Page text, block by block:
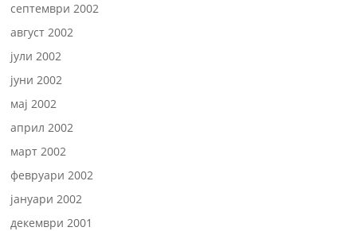
септември 2002
август 2002
јули 2002
јуни 2002
мај 2002
април 2002
март 2002
февруари 2002
јануари 2002
декември 2001